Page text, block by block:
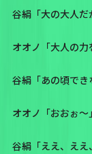
谷絹「大の大人だ
オオノ「大人の力
谷絹「あの頃でき
オオノ「おおぉ～」
谷絹「ええ、え